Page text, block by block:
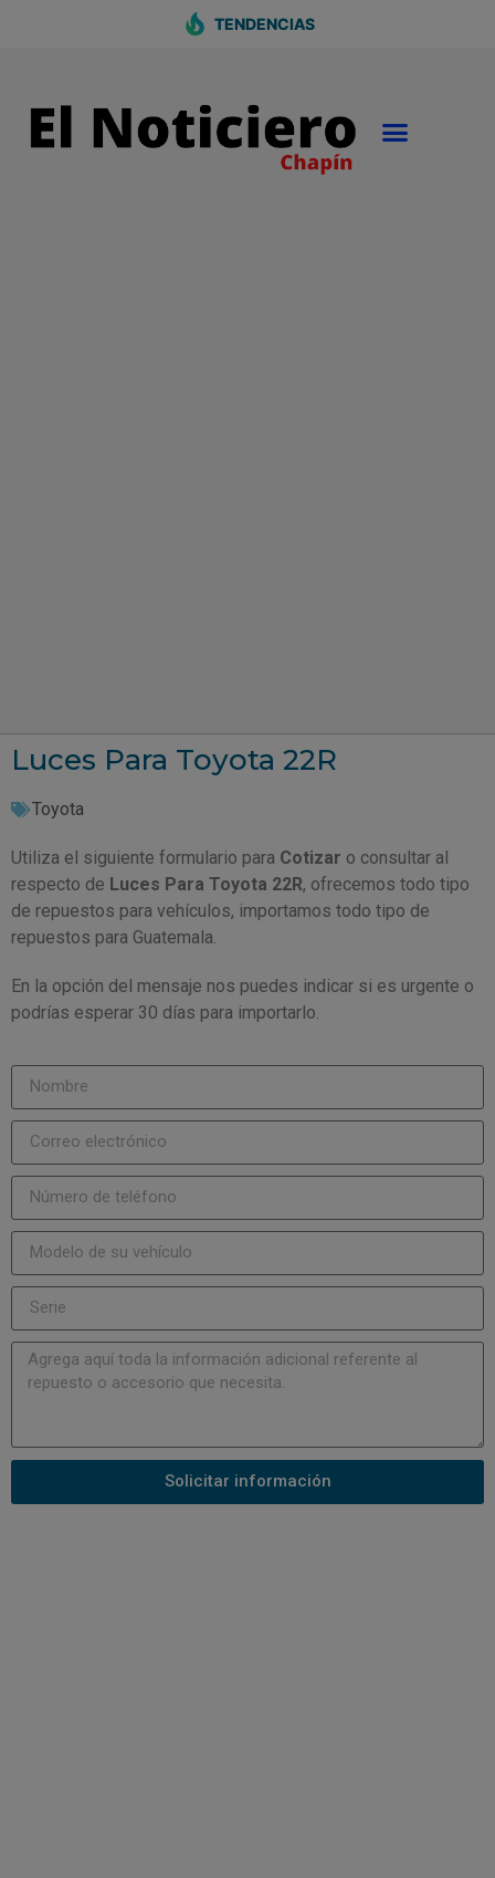
TENDENCIAS
Luces Para Toyota 22R
Toyota
Utiliza el siguiente formulario para Cotizar o consultar al
respecto de Luces Para Toyota 22R, ofrecemos todo tipo
de repuestos para vehículos, importamos todo tipo de
repuestos para Guatemala.
En la opción del mensaje nos puedes indicar si es urgente o
podrías esperar 30 días para importarlo.
Solicitar información